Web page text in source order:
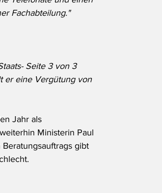
Fachabteilung."
Seite 3 von 3
er eine Vergütung von
Jahr als
Ministerin Paul
gibt